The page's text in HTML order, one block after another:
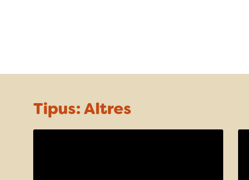
Tipus:Altres